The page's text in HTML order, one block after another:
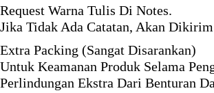
Request Warna Tulis Di Notes.
Jika Tidak Ada Catatan, Akan
Extra Packing (Sangat Disarankan)
Untuk Keamanan Produk Selama
Perlindungan Ekstra Dari Benturan